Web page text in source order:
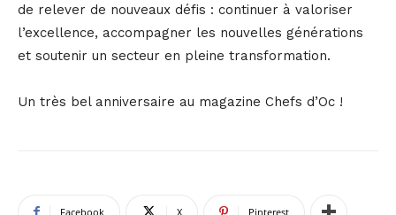
de relever de nouveaux défis : continuer à valoriser
l’excellence, accompagner les nouvelles générations
et soutenir un secteur en pleine transformation.
Un très bel anniversaire au magazine Chefs d’Oc !
Facebook X Pinterest